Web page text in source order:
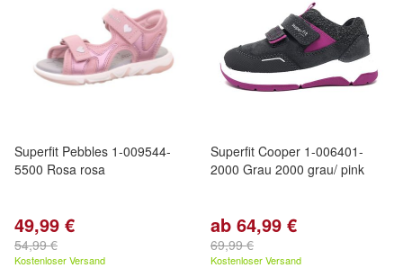
Superfit Pebbles 1-009544-
5500 Rosa rosa
49,99 €
54,99 €
Kostenloser Versand
Superfit Cooper 1-006401-
2000 Grau 2000 grau/ pink
ab 64,99 €
69,99 €
Kostenloser Versand